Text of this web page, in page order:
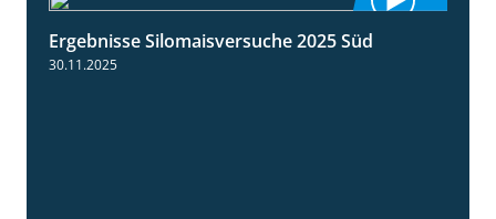
Ergebnisse Silomaisversuche 2025 Süd
30.11.2025